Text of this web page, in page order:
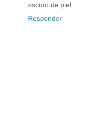
oscuro de piel.
Responder